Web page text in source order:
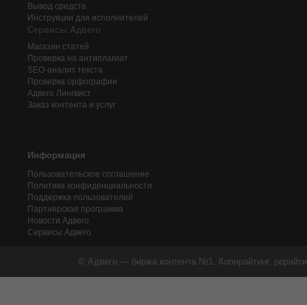
Вывод средств
Инструкции для исполнителей
Сервисы Адвего
Магазин статей
Проверка на антиплагиат
SEO-анализ текста
Проверка орфографии
Адвего Лингвист
Заказ контента и услуг
Информация
Пользовательское соглашение
Политика конфиденциальности
Поддержка пользователей
Партнерская программа
Новости Адвего
Сервисы Адвего
© Адвего — биржа контента №1. Копирайтинг,